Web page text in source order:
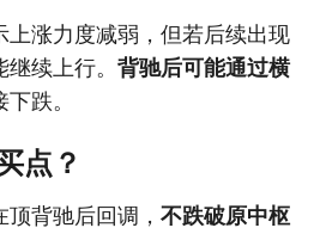
上涨力度减弱，但若后续出现
续上行。 背驰后可能通过横
跌。
点？
背驰后回调， 不跌破原中枢